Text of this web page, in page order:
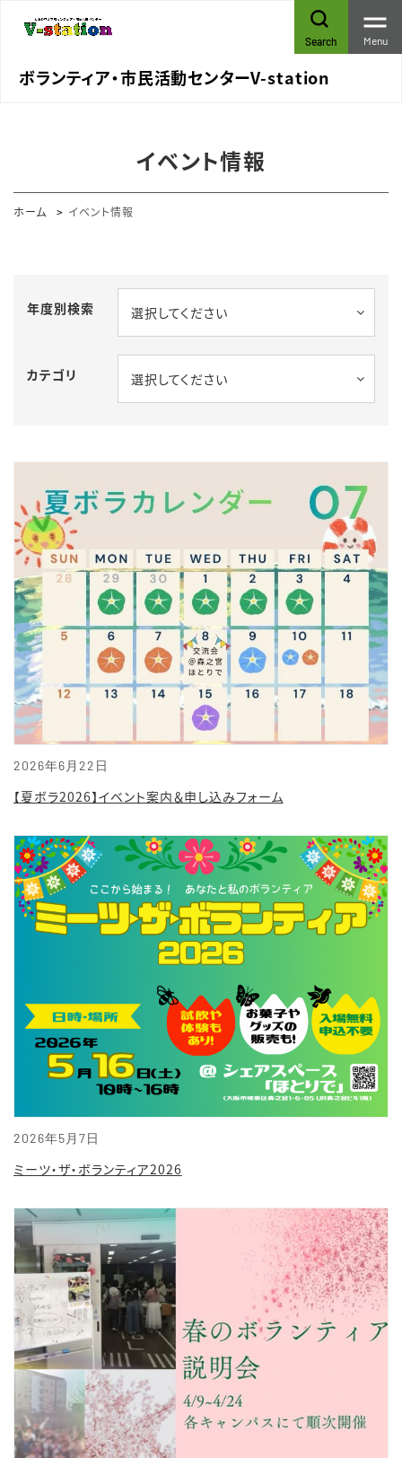
ボランティア・市民活動センターV-station
Search Menu
イベント情報
ホーム イベント情報
年度別検索 選択してください
カテゴリ 選択してください
2026年6月22日
【夏ボラ2026】イベント案内＆申し込みフォーム
2026年5月7日
ミーツ・ザ・ボランティア2026